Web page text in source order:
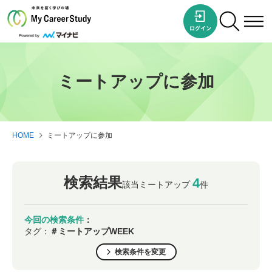
ミートアップに参加
HOME ミートアップに参加
検索結果該当ミートアップ4件
今回の検索条件 ：
タグ： ＃ミートアップWEEK
検索条件を変更